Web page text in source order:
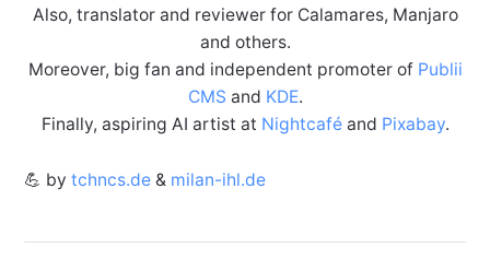
Also, translator and reviewer for Calamares, Manjaro
and others.
Moreover, big fan and independent promoter of Publii
CMS and KDE.
Finally, aspiring AI artist at Nightcaféand Pixabay.
💪 by tchncs.de& milan-ihl.de